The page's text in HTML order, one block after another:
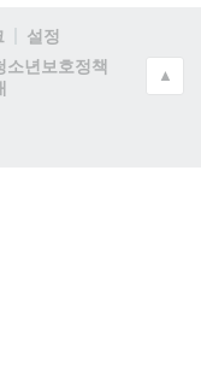
설정
소년보호정책
▲